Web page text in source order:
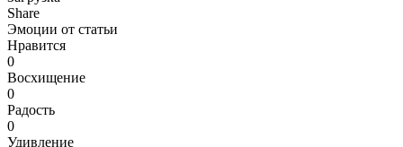
Share
Эмоции от статьи
Нравится
0
Восхищение
0
Радость
0
Удивление